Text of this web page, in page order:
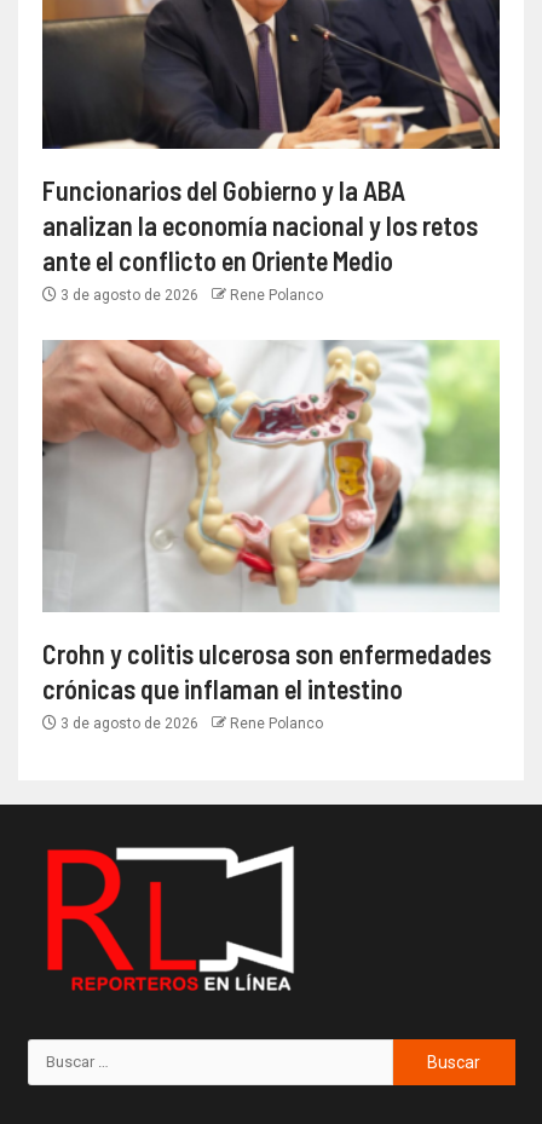
Funcionarios del Gobierno y la ABA
analizan la economía nacional y los retos
ante el conflicto en Oriente Medio
3 de agosto de 2026 Rene Polanco
Crohn y colitis ulcerosa son enfermedades
crónicas que inflaman el intestino
3 de agosto de 2026 Rene Polanco